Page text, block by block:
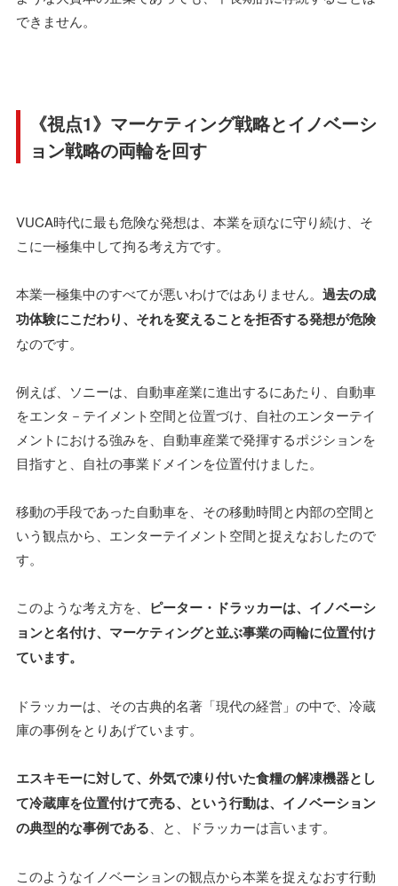
できません。
《視点1》マーケティング戦略とイノベーシ
ョン戦略の両輪を回す
VUCA時代に最も危険な発想は、本業を頑なに守り続け、そ
こに一極集中して拘る考え方です。
本業一極集中のすべてが悪いわけではありません。 過去の成
功体験にこだわり、それを変えることを拒否する発想が危険
なのです。
例えば、ソニーは、自動車産業に進出するにあたり、自動車
をエンタ－テイメント空間と位置づけ、自社のエンターテイ
メントにおける強みを、自動車産業で発揮するポジションを
目指すと、自社の事業ドメインを位置付けました。
移動の手段であった自動車を、その移動時間と内部の空間と
いう観点から、エンターテイメント空間と捉えなおしたので
す。
このような考え方を、 ピーター・ドラッカーは、イノベーシ
ョンと名付け、マーケティングと並ぶ事業の両輪に位置付け
ています。
ドラッカーは、その古典的名著「現代の経営」の中で、冷蔵
庫の事例をとりあげています。
エスキモーに対して、外気で凍り付いた食糧の解凍機器とし
て冷蔵庫を位置付けて売る、という行動は、イノベーション
の典型的な事例である 、と、ドラッカーは言います。
このようなイノベーションの観点から本業を捉えなおす行動